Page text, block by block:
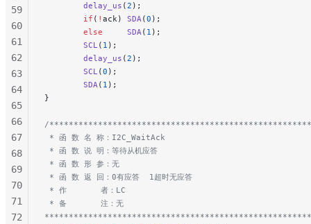
        delay_us
(2 );
        if
( ! ack) SDA(0 );
        else
     SDA
( 1 );
        SCL
( 1 );
        delay_us
(2 );
        SCL
(0 );
        SDA
( 1 );
}
/
* 函 数 名 称：I2C_WaitAck
* 函 数 说 明：等待从机应答
* 函 数 形 参：无
* 函 数 返 回：0有应答  1超时无应答
* 作       者：LC
* 备       注：无
59
60
61
62
63
64
65
66
67
68
69
70
71
72